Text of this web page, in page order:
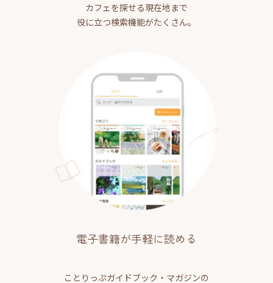
カフェを探せる現在地まで
役に立つ検索機能がたくさん。
電子書籍が手軽に読める
ことりっぷガイドブック・マガジンの